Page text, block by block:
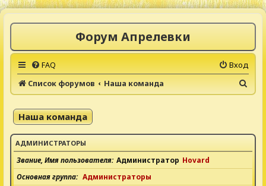
Форум Апрелевки
FAQ
Вход
Список форумов
Наша команда
о
Наша команда
АДМИНИСТРАТОРЫ
Звание, Имя пользователя Администратор Hovard
Основная группа
Администраторы